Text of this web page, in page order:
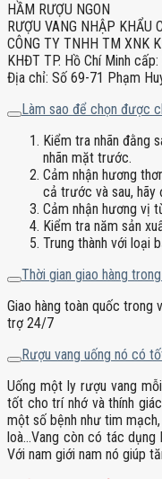
HẦM RƯỢU NGON
RƯỢU VANG NHẬP KHẨU
CÔNG TY TNHH TM XNK
KHĐT TP. Hồ Chí Minh
Địa chỉ: Số 69-71 Phạm
Làm sao để chọn được
Kiểm tra nhãn đằng
nhãn mặt trước.
Cảm nhận hương
cả trước và sau, hãy
Cảm nhận hương vị
Kiểm tra năm sản
Trung thành với loại
Thời gian giao hàng
Giao hàng toàn quốc trong
trợ 24/7
Rượu vang uống nó có
Uống một ly rượu vang
tốt cho trí nhớ và thính
một số bệnh như tim
loà…Vang còn có tác dụng
Với nam giới nam nó giúp